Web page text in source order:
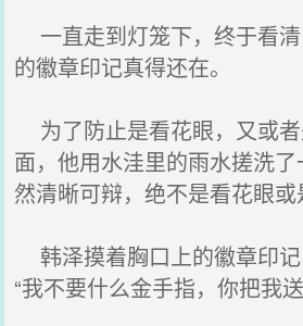
一直走到灯笼下，终于看
的徽章印记真得还在。
为了防止是看花眼，又或
面，他用水洼里的雨水搓洗
然清晰可辩，绝不是看花眼或
韩泽摸着胸口上的徽章印记
“我不要什么金手指，你把我